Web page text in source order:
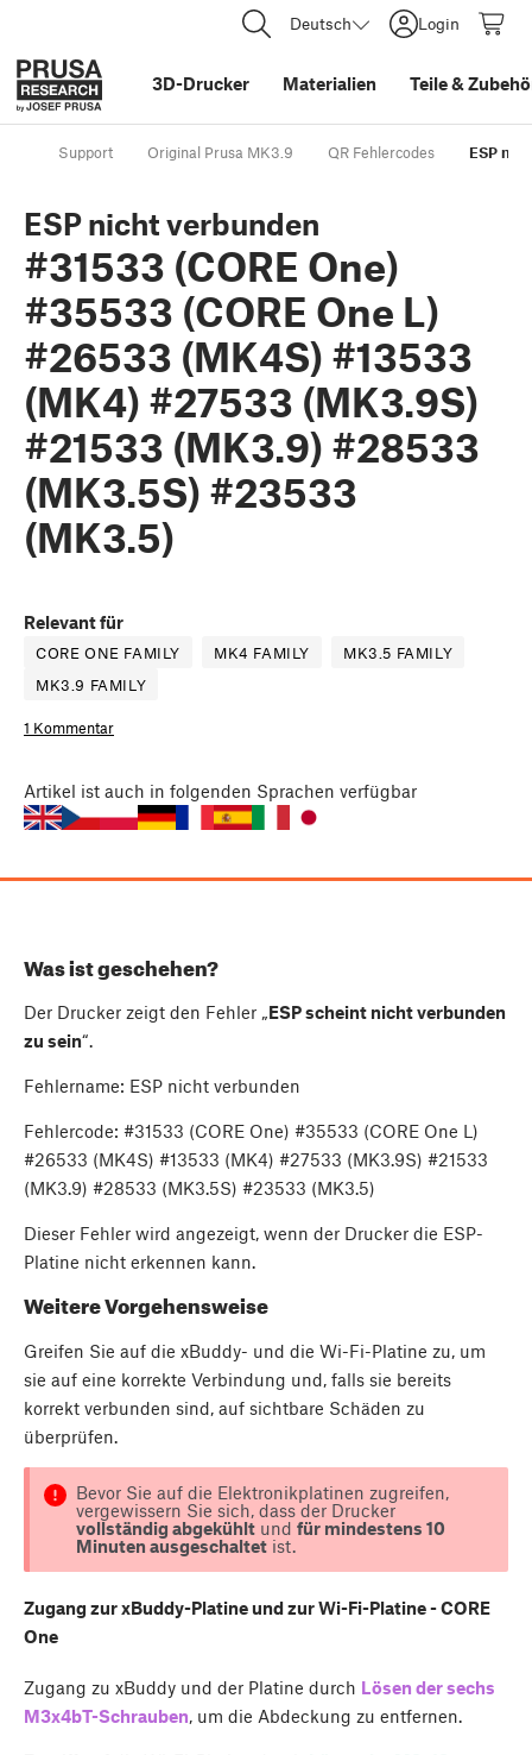
Deutsch Login
3D-Drucker Materialien Teile&
Support Original Prusa MK3.9 QR Fehlercodes ESP
ESP nicht verbunden
#31533 (CORE One)
#35533 (CORE One L)
#26533 (MK4S) #13533
(MK4) #27533 (MK3.9S)
#21533 (MK3.9) #28533
(MK3.5S) #23533
(MK3.5)
Relevant für
CORE ONE FAMILY MK4 FAMILY
MK3.5 FAMILY
MK3.9 FAMILY
1 Kommentar
Artikel ist auch in folgenden Sprachen verfügbar
Was ist geschehen?
Der Drucker zeigt den Fehler „ESP scheint nicht verbunden
zu sein“.
Fehlername: ESP nicht verbunden
Fehlercode: #31533 (CORE One) #35533 (CORE One L)
#26533 (MK4S) #13533 (MK4) #27533 (MK3.9S) #21533
(MK3.9) #28533 (MK3.5S) #23533 (MK3.5)
Dieser Fehler wird angezeigt, wenn der Drucker die ESP-
Platine nicht erkennen kann.
Weitere Vorgehensweise
Greifen Sie auf die xBuddy- und die Wi-Fi-Platine zu, um
sie auf eine korrekte Verbindung und, falls sie bereits
korrekt verbunden sind, auf sichtbare Schäden zu
überprüfen.
Bevor Sie auf die Elektronikplatinen zugreifen,
vergewissern Sie sich, dass der Drucker
vollständig abgekühltund für mindestens 10
Minuten ausgeschaltetist.
Zugang zur xBuddy-Platine und zur Wi-Fi-Platine - CORE
One
Zugang zu xBuddy und der Platine durch Lösen der sechs
M3x4bT-Schrauben, um die Abdeckung zu entfernen.